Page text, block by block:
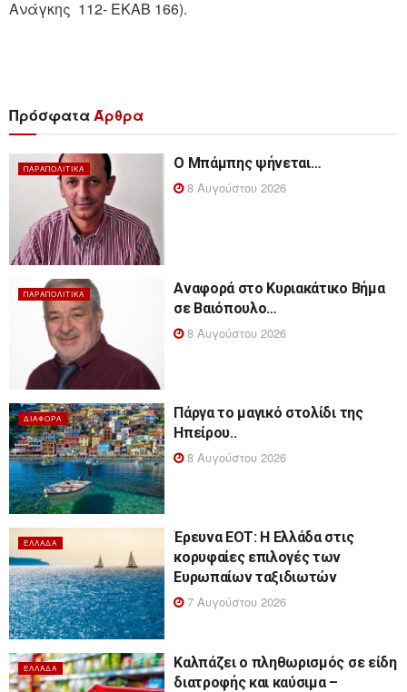
Ανάγκης 112- ΕΚΑΒ 166).
ΠρόσφαταΆρθρα
ΠΑΡΑΠΟΛΙΤΙΚΆ
Ο Μπάμπης ψήνεται…
8 Αυγούστου 2026
ΠΑΡΑΠΟΛΙΤΙΚΆ
Αναφορά στο Κυριακάτικο Βήμα
σε Βαιόπουλο…
8 Αυγούστου 2026
ΔΙΆΦΟΡΑ
Πάργα το μαγικό στολίδι της
Ηπείρου..
8 Αυγούστου 2026
ΕΛΛΆΔΑ
Έρευνα ΕΟΤ: Η Ελλάδα στις
κορυφαίες επιλογές των
Ευρωπαίων ταξιδιωτών
7 Αυγούστου 2026
ΕΛΛΆΔΑ
Καλπάζει ο πληθωρισμός σε είδη
διατροφής και καύσιμα –